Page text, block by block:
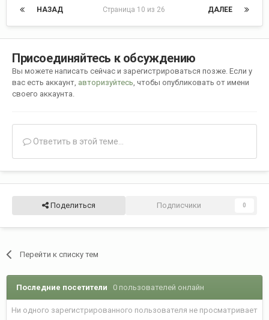
НАЗАД ДАЛЕЕ
Страница 10 из 26
Присоединяйтесь к обсуждению
Вы можете написать сейчас и зарегистрироваться позже. Если у
вас есть аккаунт, авторизуйтесь , чтобы опубликовать от имени
своего аккаунта.
Ответить в этой теме...
Поделиться Подписчики 0
Перейти к списку тем
Последние посетители 0 пользователей онлайн
Ни одного зарегистрированного пользователя не просматривает